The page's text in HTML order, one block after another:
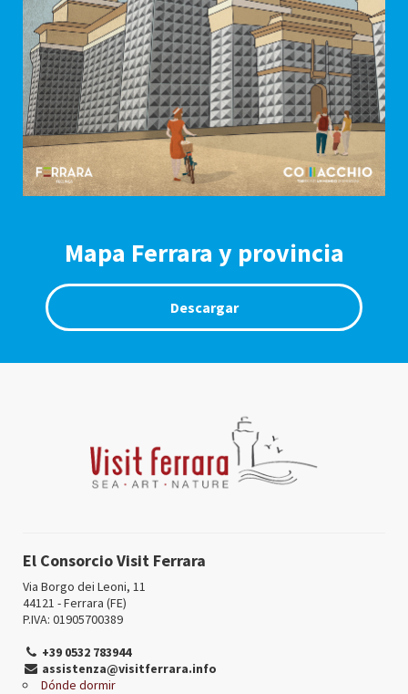
Mapa Ferrara y provincia
Descargar
El Consorcio Visit Ferrara
Via Borgo dei Leoni, 11
44121 - Ferrara (FE)
P.IVA: 01905700389
+39 0532 783944
assistenza@visitferrara.info
Dónde dormir